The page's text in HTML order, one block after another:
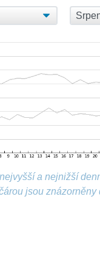
a nejnižší
jsou